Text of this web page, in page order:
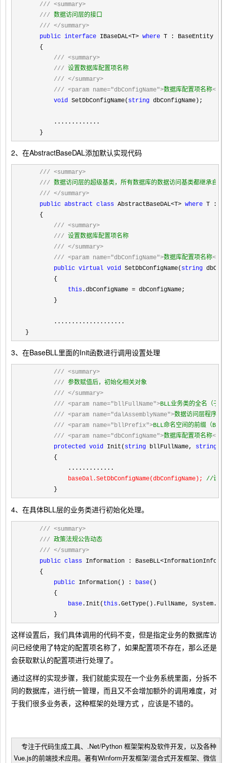
/// <summary>
/// 数据访问层的接口
/// </summary>
public interface IBaseDAL<T> where T : BaseEntity
    {
/// <summary>
/// 设置数据库配置项名称
/// </summary>
/// <param name="dbConfigName">数据库配置项名称</
void SetDbConfigName( string dbConfigName);
        .............
    }
2、在AbstractBaseDAL添加默认实现代码
/// <summary>
/// 数据访问层的超级基类，所有数据库的数据访问基类都继承
/// </summary>
public abstract class AbstractBaseDAL<T> where T :
    {
/// <summary>
/// 设置数据库配置项名称
/// </summary>
/// <param name="dbConfigName">数据库配置项名称</
public virtual void SetDbConfigName( string
        {
this .dbConfigName = dbConfigName;
        }
        ....................
}
3、在BaseBLL里面的Init函数进行调用设置处理
/// <summary>
/// 参数赋值后，初始化相关对象
/// </summary>
/// <param name="bllFullName">BLL业务类的全名（
/// <param name="dalAssemblyName">数据访问层程序
/// <param name="bllPrefix">BLL命名空间的前缀（
/// <param name="dbConfigName">数据库配置项名称</
protected void Init( string bllFullName, string
        {
            .............
baseDal.SetDbConfigName(dbConfigName); //设置
        }
4、在具体BLL层的业务类进行初始化处理。
/// <summary>
/// 政策法规公告动态
/// </summary>
public class Information : BaseBLL<InformationInfo>
    {
public Information() : base()
        {
base .Init( this .GetType().FullName,
        }
这样设置后，我们具体调用的代码不变，但是指定业务的数据库访
问已经使用了特定的配置项名称了，如果配置项不存在，那么还是
会获取默认的配置项进行处理了。
通过这样的实现步骤，我们就能实现在一个业务系统里面，分拆不
同的数据库，进行统一管理，而且又不会增加额外的调用难度，对
于我们很多业务表，这种框架的处理方式 ，应该是不错的。
专注于代码生成工具、.Net/Python 框架架构及软件开发，以及各种
Vue.js的前端技术应用。著有Winform开发框架/混合式开发框架、微信